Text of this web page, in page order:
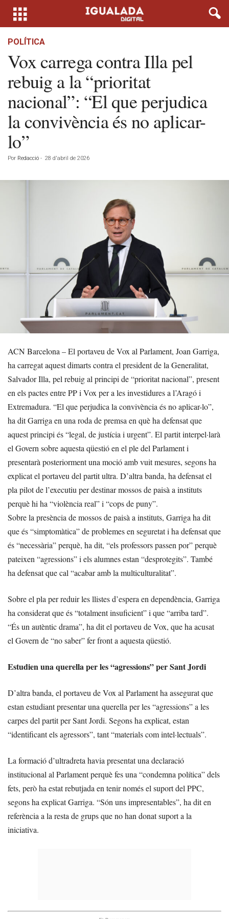
POLÍTICA
Vox carrega contra Illa pel
rebuig a la “prioritat
nacional”: “El que perjudica
la convivència és no aplicar-
lo”
Por Redacció - 28 d'abril de 2026
ACN Barcelona – El portaveu de Vox al Parlament, Joan Garriga,
ha carregat aquest dimarts contra el president de la Generalitat,
Salvador Illa, pel rebuig al principi de “prioritat nacional”, present
en els pactes entre PP i Vox per a les investidures a l’Aragó i
Extremadura. “El que perjudica la convivència és no aplicar-lo”,
ha dit Garriga en una roda de premsa en què ha defensat que
aquest principi és “legal, de justícia i urgent”. El partit interpel·larà
el Govern sobre aquesta qüestió en el ple del Parlament i
presentarà posteriorment una moció amb vuit mesures, segons ha
explicat el portaveu del partit ultra. D’altra banda, ha defensat el
pla pilot de l’executiu per destinar mossos de paisà a instituts
perquè hi ha “violència real” i “cops de puny”.
Sobre la presència de mossos de paisà a instituts, Garriga ha dit
que és “simptomàtica” de problemes en seguretat i ha defensat que
és “necessària” perquè, ha dit, “els professors passen por” perquè
pateixen “agressions” i els alumnes estan “desprotegits”. També
ha defensat que cal “acabar amb la multiculturalitat”.
Sobre el pla per reduir les llistes d’espera en dependència, Garriga
ha considerat que és “totalment insuficient” i que “arriba tard”.
“És un autèntic drama”, ha dit el portaveu de Vox, que ha acusat
el Govern de “no saber” fer front a aquesta qüestió.
Estudien una querella per les “agressions” per Sant Jordi
D’altra banda, el portaveu de Vox al Parlament ha assegurat que
estan estudiant presentar una querella per les “agressions” a les
carpes del partit per Sant Jordi. Segons ha explicat, estan
“identificant els agressors”, tant “materials com intel·lectuals”.
La formació d’ultradreta havia presentat una declaració
institucional al Parlament perquè fes una “condemna política” dels
fets, però ha estat rebutjada en tenir només el suport del PPC,
segons ha explicat Garriga. “Són uns impresentables”, ha dit en
referència a la resta de grups que no han donat suport a la
iniciativa.